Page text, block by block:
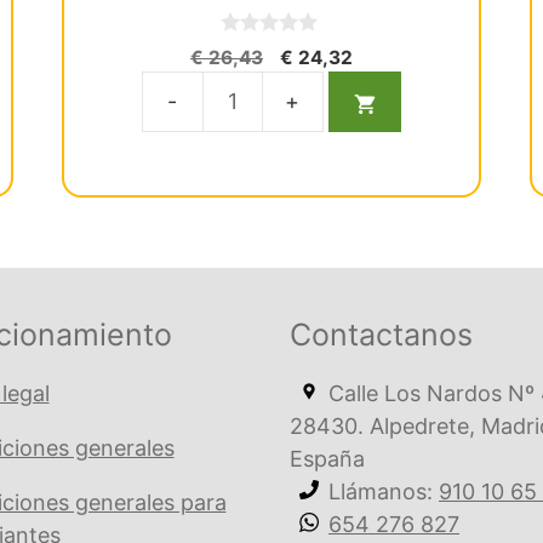
0
d
5
€26,43
El
original
era:
€ 24,32El
actual
es:
cantidad
generales
generales para
Contactanos
Calle Los Nardos Nº
28430. Alpedrete,
España
Llámanos: 910 10 65
654 276 827